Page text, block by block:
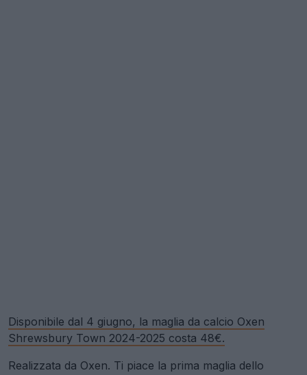
Disponibile dal 4 giugno, la maglia da calcio Oxen
Shrewsbury Town 2024-2025 costa 48€.
Realizzata da Oxen. Ti piace la prima maglia dello